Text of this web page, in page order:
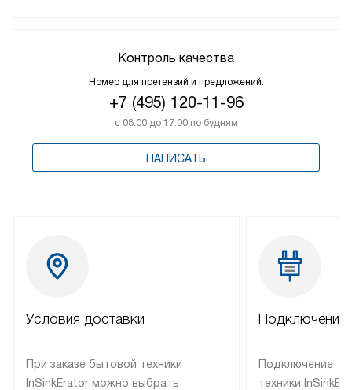
Контроль качества
Номер для претензий и предложений:
+7 (495) 120-11-96
с 08:00 до 17:00 по будням
НАПИСАТЬ
Условия доставки
При заказе бытовой техники
InSinkErator можно выбрать
Подключение
Подключение
техники